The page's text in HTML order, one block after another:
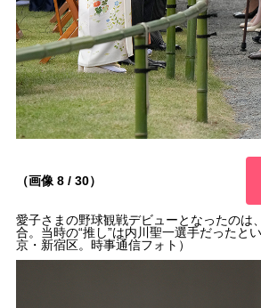
（画像 8 / 30）
愛子さまの野球観戦デビューとなったのは
合。当時の“推し”は内川聖一選手だったと
京・新宿区。時事通信フォト）